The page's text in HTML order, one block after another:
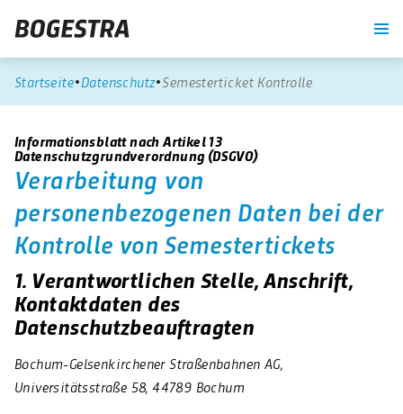
Startseite Datenschutz Semesterticket Kontrolle
Informationsblatt nach Artikel 13
Datenschutzgrundverordnung (DSGVO)
Verarbeitung von
personenbezogenen Daten bei der
Kontrolle von Semestertickets
1. Verantwortlichen Stelle, Anschrift,
Kontaktdaten des
Datenschutzbeauftragten
Bochum-Gelsenkirchener Straßenbahnen AG,
Universitätsstraße 58, 44789 Bochum